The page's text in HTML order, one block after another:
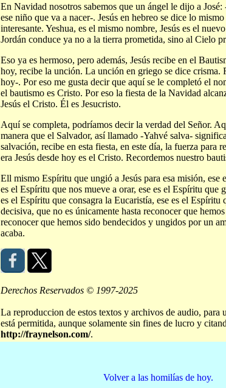
En Navidad nosotros sabemos que un ángel le dijo a José:
ese niño que va a nacer-. Jesús en hebreo se dice lo
interesante. Yeshua, es el mismo nombre, Jesús es el
Jordán conduce ya no a la tierra prometida, sino al Cielo
Eso ya es hermoso, pero además, Jesús recibe en el
hoy, recibe la unción. La unción en griego se dice crisma.
hoy-. Por eso me gusta decir que aquí se le completó el
el bautismo es Cristo. Por eso la fiesta de la Navidad
Jesús el Cristo. Él es Jesucristo.
Aquí se completa, podríamos decir la verdad del Señor.
manera que el Salvador, así llamado -Yahvé salva-
salvación, recibe en esta fiesta, en este día, la fuerza para
era Jesús desde hoy es el Cristo. Recordemos nuestro
Ell mismo Espíritu que ungió a Jesús para esa misión, ese
es el Espíritu que nos mueve a orar, ese es el Espíritu que
es el Espíritu que consagra la Eucaristía, ese es el
decisiva, que no es únicamente hasta reconocer que
reconocer que hemos sido bendecidos y ungidos por un
acaba.
Derechos Reservados © 1997-2025
La reproduccion de estos textos y archivos de audio, para
está permitida, aunque solamente sin fines de lucro y
http://fraynelson.com/.
Volver a las homilías de hoy.